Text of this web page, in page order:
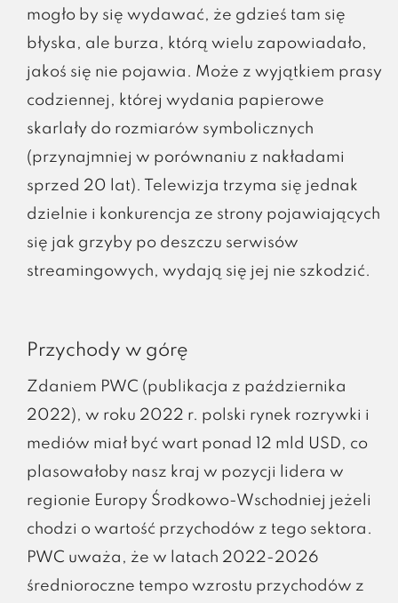
mogło by się wydawać, że gdzieś tam się
błyska, ale burza, którą wielu zapowiadało,
jakoś się nie pojawia. Może z wyjątkiem prasy
codziennej, której wydania papierowe
skarlały do rozmiarów symbolicznych
(przynajmniej w porównaniu z nakładami
sprzed 20 lat). Telewizja trzyma się jednak
dzielnie i konkurencja ze strony pojawiających
się jak grzyby po deszczu serwisów
streamingowych, wydają się jej nie szkodzić.
Przychody w górę
Zdaniem PWC (publikacja z października
2022), w roku 2022 r. polski rynek rozrywki i
mediów miał być wart ponad 12 mld USD, co
plasowałoby nasz kraj w pozycji lidera w
regionie Europy Środkowo-Wschodniej jeżeli
chodzi o wartość przychodów z tego sektora.
PWC uważa, że w latach 2022-2026
średnioroczne tempo wzrostu przychodów z